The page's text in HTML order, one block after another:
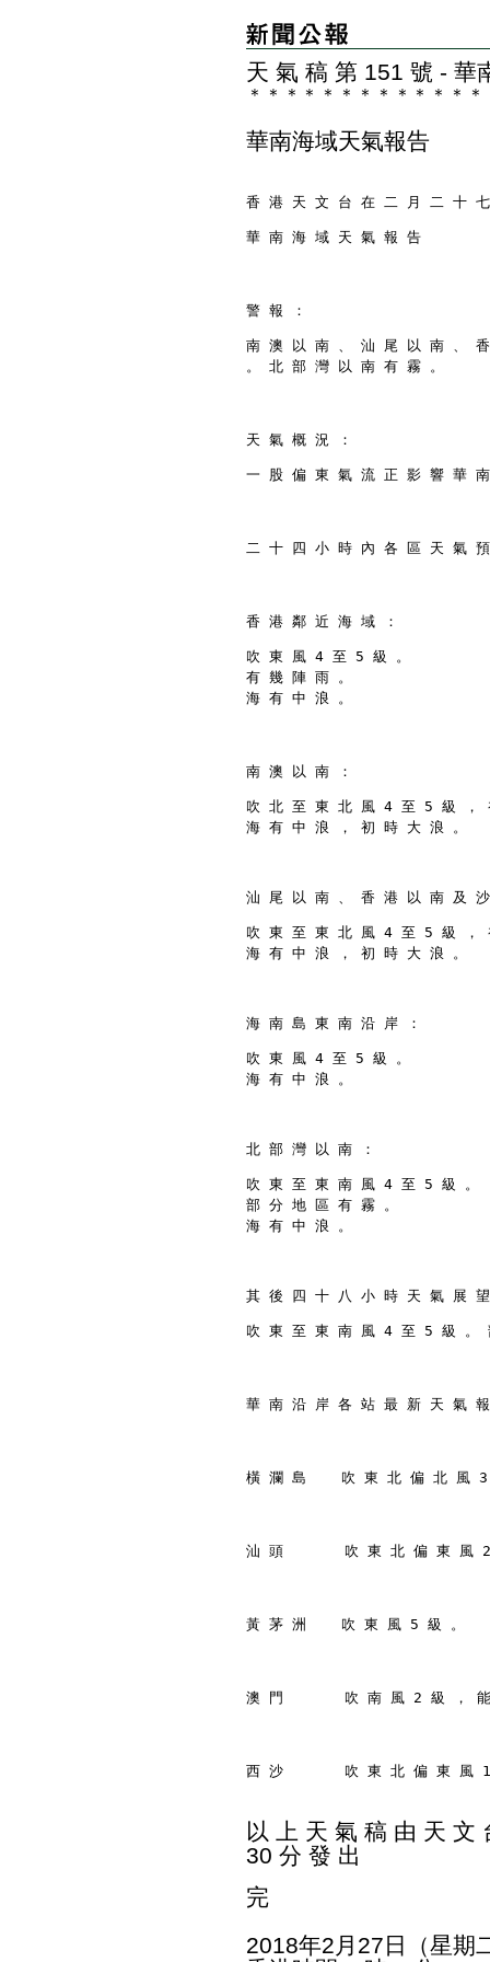
天 氣 稿 第 151 號 - 華
＊ ＊ ＊ ＊ ＊ ＊ ＊ ＊ ＊ ＊ ＊ ＊ ＊
華南海域天氣報告
香 港 天 文 台 在 二 月 二 十
華 南 海 域 天 氣 報 告
警 報 ：
南 澳 以 南 、 汕 尾 以 南 、
。 北 部 灣 以 南 有 霧 。
天 氣 概 況 ：
一 股 偏 東 氣 流 正 影 響 華
二 十 四 小 時 內 各 區 天 氣
香 港 鄰 近 海 域 ：
吹 東 風 4 至 5 級 。
有 幾 陣 雨 。
海 有 中 浪 。
南 澳 以 南 ：
吹 北 至 東 北 風 4 至 5 級 ，
海 有 中 浪 ， 初 時 大 浪 。
汕 尾 以 南 、 香 港 以 南 及
吹 東 至 東 北 風 4 至 5 級 ，
海 有 中 浪 ， 初 時 大 浪 。
海 南 島 東 南 沿 岸 ：
吹 東 風 4 至 5 級 。
海 有 中 浪 。
北 部 灣 以 南 ：
吹 東 至 東 南 風 4 至 5 級 。
部 分 地 區 有 霧 。
海 有 中 浪 。
其 後 四 十 八 小 時 天 氣 展
吹 東 至 東 南 風 4 至 5 級 。
華 南 沿 岸 各 站 最 新 天 氣
橫 瀾 島    吹 東 北 偏 北 風
汕 頭       吹 東 北 偏 東
黃 茅 洲    吹 東 風 5 級 。
澳 門       吹 南 風 2 級 ，
西 沙       吹 東 北 偏 東
以 上 天 氣 稿 由 天 文
30 分 發 出
完
2018年2月27日（星期